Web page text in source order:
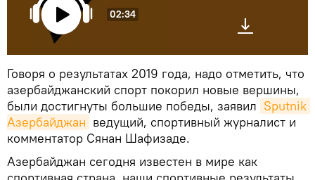
02:34
Говоря о результатах 2019 года, надо отметить, что
азербайджанский спорт покорил новые вершины,
были достигнуты большие победы, заявил Sputnik
Азербайджан ведущий, спортивный журналист и
комментатор Сянан Шафизаде.
Азербайджан сегодня известен в мире как